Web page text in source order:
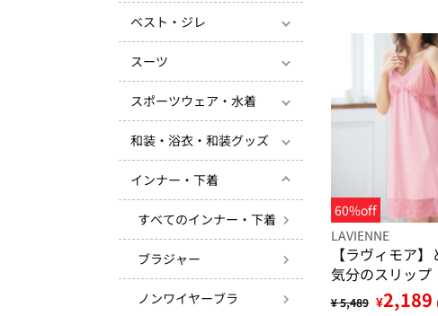
ベスト・ジレ
スーツ
スポーツウェア・水着
和装・浴衣・和装グッズ
インナー・下着
すべてのインナー・下着
ブラジャー
ノンワイヤーブラ
60%off
LAVIENNE
【ラヴィモア
気分のスリップ
¥ 5,489 ¥2,189